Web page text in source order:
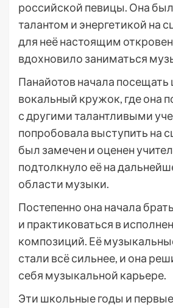
российской певицы. Она
талантом и энергетикой на
для неё настоящим
вдохновило заниматься
Панайотов начала
вокальный кружок, где она
с другими талантливыми
попробовала выступить на
был замечен и оценен
подтолкнуло её на
области музыки.
Постепенно она начала
и практиковаться в
композиций. Её
стали всё сильнее, и она
себя музыкальной карьере.
Эти школьные годы и